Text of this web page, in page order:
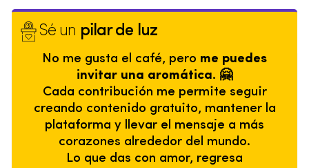
Sé un pilar de luz
No me gusta el café, pero me puedes
invitar una aromática. 🤗
Cada contribución me permite seguir
creando contenido gratuito, mantener la
plataforma y llevar el mensaje a más
corazones alrededor del mundo.
Lo que das con amor, regresa